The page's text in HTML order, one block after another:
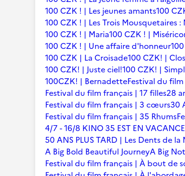
100 CZK ! | Les jeunes amants100
100 CZK ! | Les Trois Mousquetaires :
100 CZK ! | Maria100 CZK ! |
100 CZK ! | Une affaire d'honneur
100 CZK | La Croisade100 CZK! |
100 CZK! | Juste ciel!100 CZK! |
100CZK! | BernadetteFestival du
Festival du film français | 17 filles28
Festival du film français | 3 cœurs30
Festival du film français | 35 Rhums
4/7 - 16/8 KINO 35 EST EN
50 ANS PLUS TARD | Les Dents de la
A Big Bold Beautiful JourneyA Big
Festival du film français | À bout de